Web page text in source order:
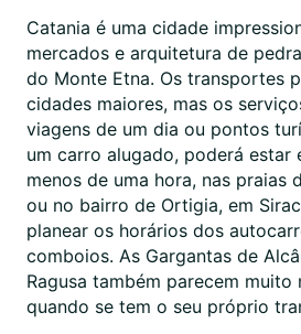
Catania é uma cidade
mercados e arquitetura de
do Monte Etna. Os transportes
cidades maiores, mas os
viagens de um dia ou pontos
um carro alugado, poderá estar
menos de uma hora, nas praias
ou no bairro de Ortigia, em
planear os horários dos
comboios. As Gargantas de
Ragusa também parecem muito
quando se tem o seu próprio